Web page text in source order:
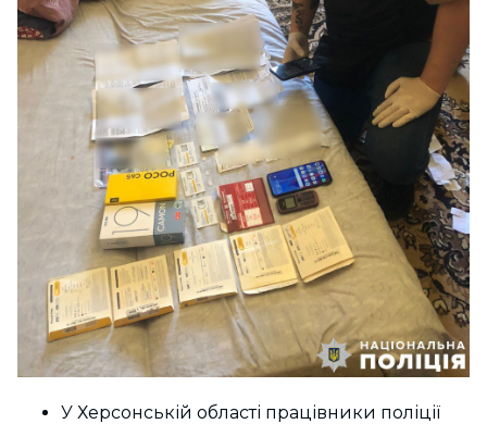
У Херсонській області працівники поліції